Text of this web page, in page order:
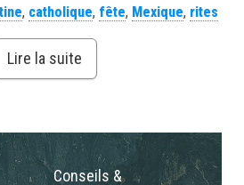
, catholique, fête, Mexique, rites
Lire la suite
Conseils &